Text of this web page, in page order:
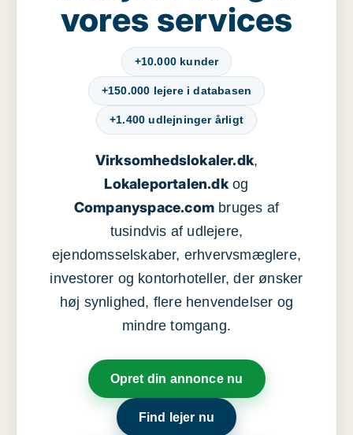
vores services
+10.000 kunder
+150.000 lejere i databasen
+1.400 udlejninger årligt
Virksomhedslokaler.dk,
Lokaleportalen.dkog
Companyspace.com bruges af
tusindvis af udlejere,
ejendomsselskaber, erhvervsmæglere,
investorer og kontorhoteller, der ønsker
høj synlighed, flere henvendelser og
mindre tomgang.
Opret din annonce nu
Find lejer nu